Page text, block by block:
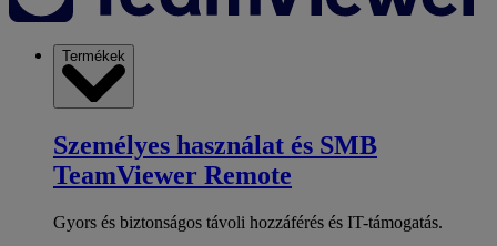
Termékek
Személyes használat és SMB
TeamViewer Remote
Gyors és biztonságos távoli hozzáférés és IT-támogatás.